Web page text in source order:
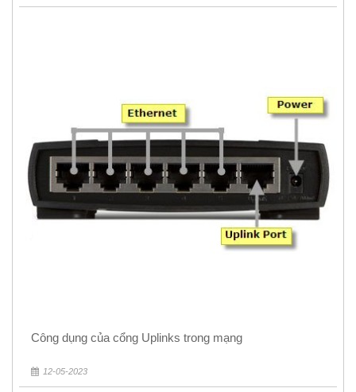
Công dụng của cổng Uplinks trong mạng
12-05-2023